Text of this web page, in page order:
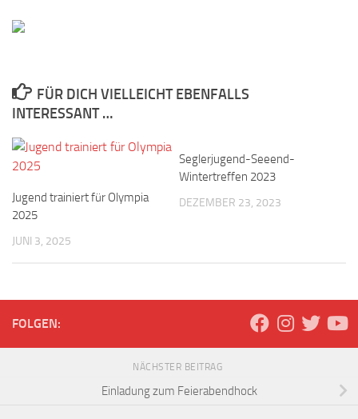
FÜR DICH VIELLEICHT EBENFALLS
INTERESSANT …
Jugend trainiert für Olympia
2025
JUNI 3, 2025
Seglerjugend-Seeend-
Wintertreffen 2023
DEZEMBER 23, 2023
FOLGEN:
NÄCHSTER BEITRAG
Einladung zum Feierabendhock